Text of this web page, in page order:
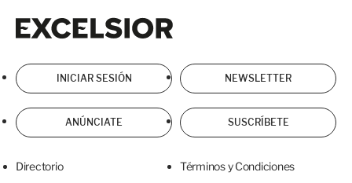
INICIAR SESIÓN NEWSLETTER
ANÚNCIATE SUSCRÍBETE
Directorio Términos y Condiciones